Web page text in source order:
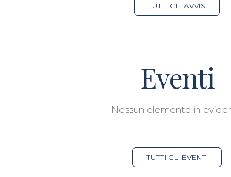
TUTTI GLI AVVISI
Eventi
Nessun elemento in
TUTTI GLI EVENTI